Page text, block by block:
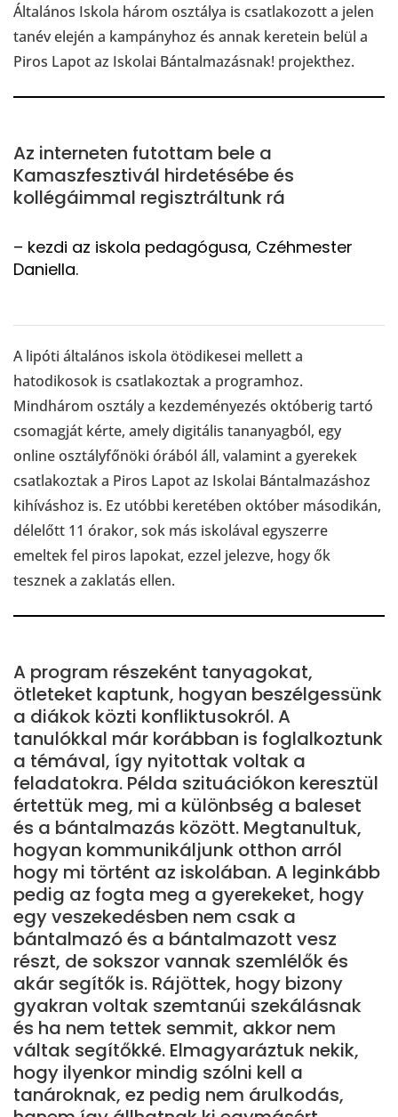
Általános Iskola három osztálya is csatlakozott a jelen
tanév elején a kampányhoz és annak keretein belül a
Piros Lapot az Iskolai Bántalmazásnak! projekthez.
Az interneten futottam bele a
Kamaszfesztivál hirdetésébe és
kollégáimmal regisztráltunk rá
– kezdi az iskola pedagógusa, Czéhmester
Daniella.
A lipóti általános iskola ötödikesei mellett a
hatodikosok is csatlakoztak a programhoz.
Mindhárom osztály a kezdeményezés októberig tartó
csomagját kérte, amely digitális tananyagból, egy
online osztályfőnöki órából áll, valamint a gyerekek
csatlakoztak a Piros Lapot az Iskolai Bántalmazáshoz
kihíváshoz is. Ez utóbbi keretében október másodikán,
délelőtt 11 órakor, sok más iskolával egyszerre
emeltek fel piros lapokat, ezzel jelezve, hogy ők
tesznek a zaklatás ellen.
A program részeként tanyagokat,
ötleteket kaptunk, hogyan beszélgessünk
a diákok közti konfliktusokról. A
tanulókkal már korábban is foglalkoztunk
a témával, így nyitottak voltak a
feladatokra. Példa szituációkon keresztül
értettük meg, mi a különbség a baleset
és a bántalmazás között. Megtanultuk,
hogyan kommunikáljunk otthon arról
hogy mi történt az iskolában. A leginkább
pedig az fogta meg a gyerekeket, hogy
egy veszekedésben nem csak a
bántalmazó és a bántalmazott vesz
részt, de sokszor vannak szemlélők és
akár segítők is. Rájöttek, hogy bizony
gyakran voltak szemtanúi szekálásnak
és ha nem tettek semmit, akkor nem
váltak segítőkké. Elmagyaráztuk nekik,
hogy ilyenkor mindig szólni kell a
tanároknak, ez pedig nem árulkodás,